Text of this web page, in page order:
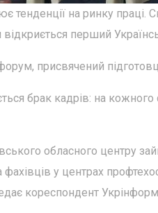
тенденції на ринку праці.
перший
присвячений
брак кадрів: на кожного
обласного центру
у центрах
кореспондент